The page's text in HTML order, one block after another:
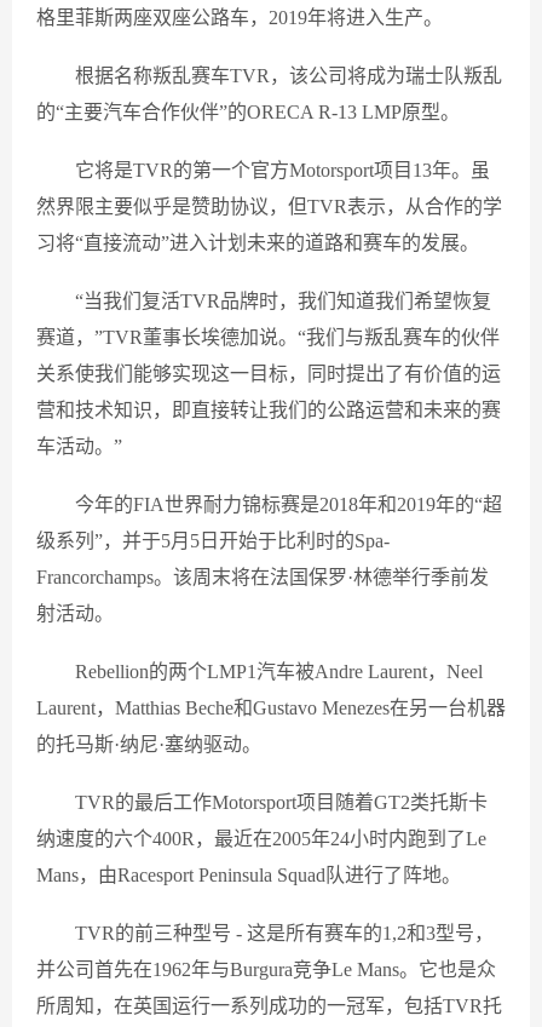
格里菲斯两座双座公路车，2019年将进入生产。
根据名称叛乱赛车TVR，该公司将成为瑞士队叛乱
的“主要汽车合作伙伴”的ORECA R-13 LMP原型。
它将是TVR的第一个官方Motorsport项目13年。虽
然界限主要似乎是赞助协议，但TVR表示，从合作的学
习将“直接流动”进入计划未来的道路和赛车的发展。
“当我们复活TVR品牌时，我们知道我们希望恢复
赛道，”TVR董事长埃德加说。“我们与叛乱赛车的伙伴
关系使我们能够实现这一目标，同时提出了有价值的运
营和技术知识，即直接转让我们的公路运营和未来的赛
车活动。”
今年的FIA世界耐力锦标赛是2018年和2019年的“超
级系列”，并于5月5日开始于比利时的Spa-
Francorchamps。该周末将在法国保罗·林德举行季前发
射活动。
Rebellion的两个LMP1汽车被Andre Laurent，Neel
Laurent，Matthias Beche和Gustavo Menezes在另一台机器
的托马斯·纳尼·塞纳驱动。
TVR的最后工作Motorsport项目随着GT2类托斯卡
纳速度的六个400R，最近在2005年24小时内跑到了Le
Mans，由Racesport Peninsula Squad队进行了阵地。
TVR的前三种型号 - 这是所有赛车的1,2和3型号，
并公司首先在1962年与Burgura竞争Le Mans。它也是众
所周知，在英国运行一系列成功的一冠军，包括TVR托